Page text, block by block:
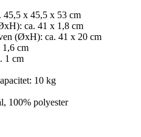
45,5 x 45,5 x 53 cm
ca. 41 x 1,8 cm
(ØxH): ca. 41 x 20 cm
1,6 cm
1 cm
10 kg
100% polyester